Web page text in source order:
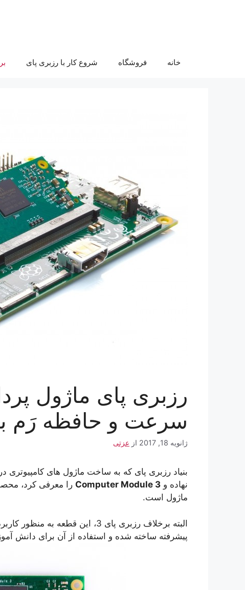
خانه فروشگاه شروع کار با رزبری پای
سرعت و حافظه رَم
ژانویه 18, 2017 از عزتی
بنیاد رزبری پای که به ساخت ماژول های کامپیوتری
نهاده و Computer Module 3
ماژول است.
البته برخلاف رزبری پای 3، این
پیشرفته ساخته شده و استفاده از آن برای دانش